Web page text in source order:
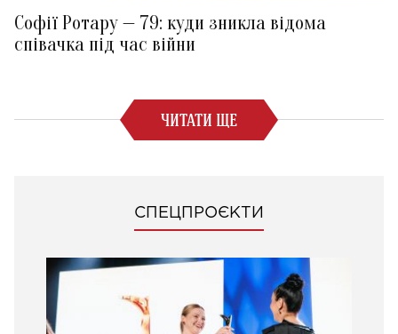
Софії Ротару — 79: куди зникла відома
співачка під час війни
ЧИТАТИ ЩЕ
СПЕЦПРОЄКТИ